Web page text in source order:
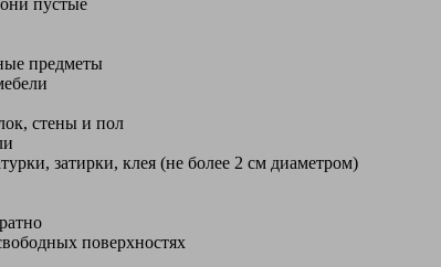
пустые
предметы
стены и пол
затирки, клея (не более 2 см диаметром)
поверхностях